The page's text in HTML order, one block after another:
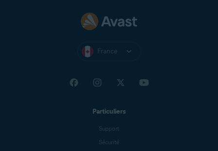
France
Particuliers
Support
Sécurité